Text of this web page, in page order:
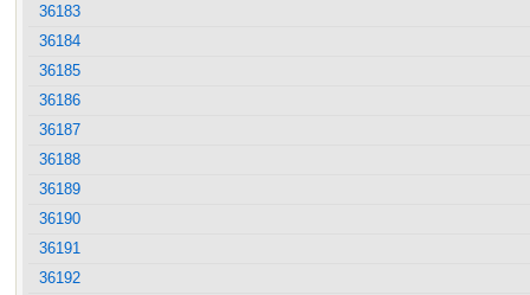
36183
36184
36185
36186
36187
36188
36189
36190
36191
36192